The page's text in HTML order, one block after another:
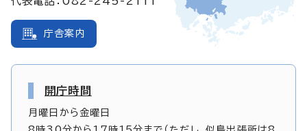
庁舎案内
開庁時間
月曜日から金曜日